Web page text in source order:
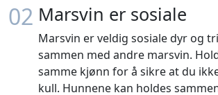
02 Marsvin er sosiale
Marsvin er veldig sosiale dyr og
sammen med andre marsvin.
samme kjønn for å sikre at du
kull. Hunnene kan holdes